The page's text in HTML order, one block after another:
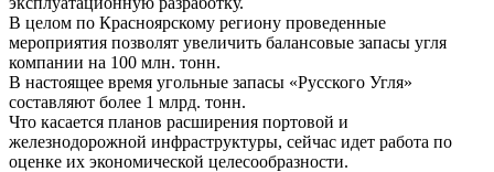
В целом по Красноярскому региону проведенные
мероприятия позволят увеличить балансовые запасы угля
компании на 100 млн. тонн.
В настоящее время угольные запасы «Русского Угля»
составляют более 1 млрд. тонн.
Что касается планов расширения портовой и
железнодорожной инфраструктуры, сейчас идет работа по
оценке их экономической целесообразности.